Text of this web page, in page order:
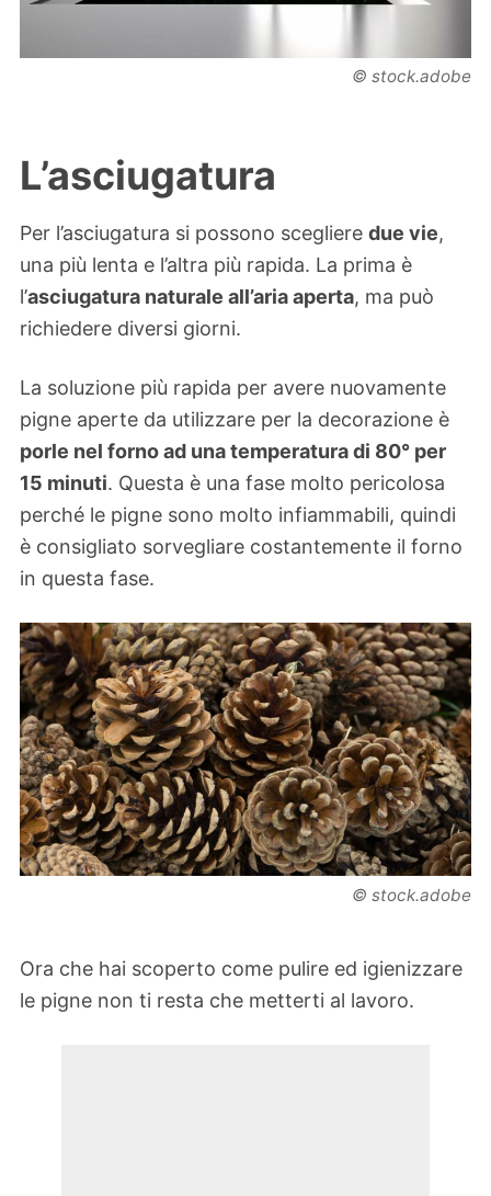
© stock.adobe
L’asciugatura
Per l’asciugatura si possono scegliere due vie,
una più lenta e l’altra più rapida. La prima è
l’asciugatura naturale all’aria aperta, ma può
richiedere diversi giorni.
La soluzione più rapida per avere nuovamente
pigne aperte da utilizzare per la decorazione è
porle nel forno ad una temperatura di 80° per
15 minuti. Questa è una fase molto pericolosa
perché le pigne sono molto infiammabili, quindi
è consigliato sorvegliare costantemente il forno
in questa fase.
© stock.adobe
Ora che hai scoperto come pulire ed igienizzare
le pigne non ti resta che metterti al lavoro.